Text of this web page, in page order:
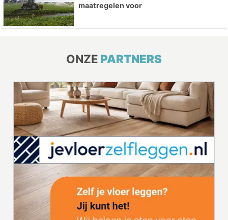
maatregelen voor
ONZE PARTNERS